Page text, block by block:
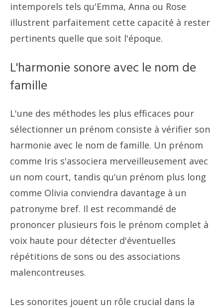
intemporels tels qu'Emma, Anna ou Rose
illustrent parfaitement cette capacité à rester
pertinents quelle que soit l'époque.
L'harmonie sonore avec le nom de
famille
L'une des méthodes les plus efficaces pour
sélectionner un prénom consiste à vérifier son
harmonie avec le nom de famille. Un prénom
comme Iris s'associera merveilleusement avec
un nom court, tandis qu'un prénom plus long
comme Olivia conviendra davantage à un
patronyme bref. Il est recommandé de
prononcer plusieurs fois le prénom complet à
voix haute pour détecter d'éventuelles
répétitions de sons ou des associations
malencontreuses.
Les sonorites jouent un rôle crucial dans la